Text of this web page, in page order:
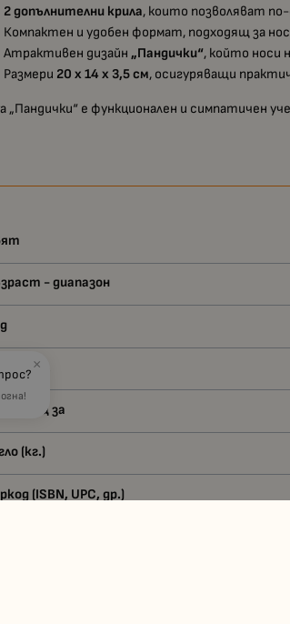
2 допълнителни крила, които позволяват по-
Компактен и удобен формат, подходящ за
Атрактивен дизайн „Пандички“, който носи
Размери 20 x 14 x 3,5 см, осигуряващи
„Пандички“ е функционален и симпатичен
- диапазон
за
(кг.)
(ISBN, UPC, др.)
×